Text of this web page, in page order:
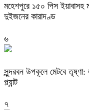
মহেশপুরে ১৫০ পিস ইয়াবাসহ
দুইজনের কারাদণ্ড
৬
সুন্দরবন উপকূলে মেটবে তৃষ্ণা:
প্ল্যান্ট
৭